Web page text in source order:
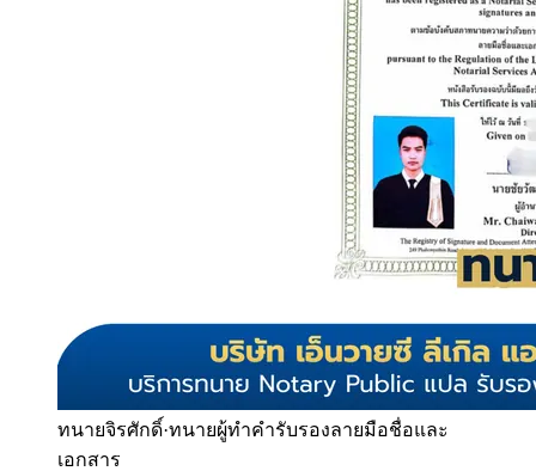
ทนายจิรศักดิ์·ทนายผู้ทำคำรับรองลายมือชื่อและ
เอกสาร